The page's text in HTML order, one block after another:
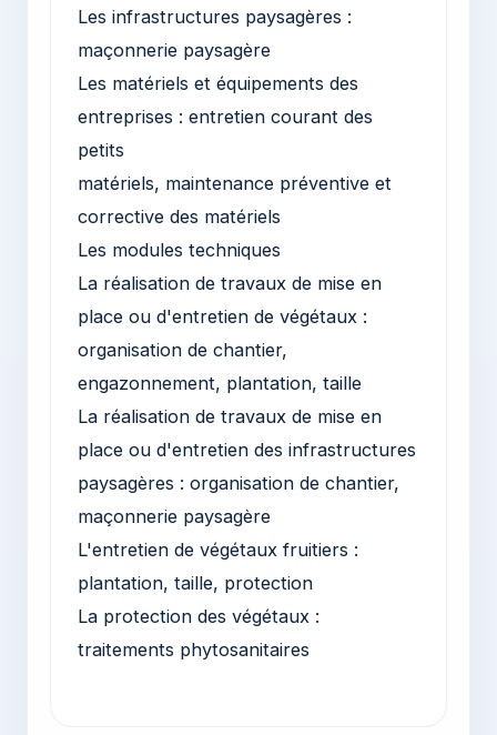
Les infrastructures paysagères :
maçonnerie paysagère
Les matériels et équipements des
entreprises : entretien courant des
petits
matériels, maintenance préventive et
corrective des matériels
Les modules techniques
La réalisation de travaux de mise en
place ou d'entretien de végétaux :
organisation de chantier,
engazonnement, plantation, taille
La réalisation de travaux de mise en
place ou d'entretien des infrastructures
paysagères : organisation de chantier,
maçonnerie paysagère
L'entretien de végétaux fruitiers :
plantation, taille, protection
La protection des végétaux :
traitements phytosanitaires